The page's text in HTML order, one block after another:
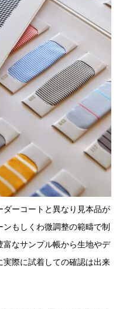
ーコートと異なり見本品が
もしくわ微調整の範疇で制
なサンプル帳から生地やデ
際に試着しての確認は出来